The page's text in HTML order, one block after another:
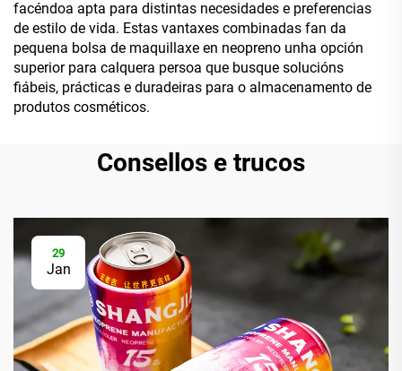
facéndoa apta para distintas necesidades e preferencias
de estilo de vida. Estas vantaxes combinadas fan da
pequena bolsa de maquillaxe en neopreno unha opción
superior para calquera persoa que busque solucións
fiábeis, prácticas e duradeiras para o almacenamento de
produtos cosméticos.
Consellos e trucos
29
Jan